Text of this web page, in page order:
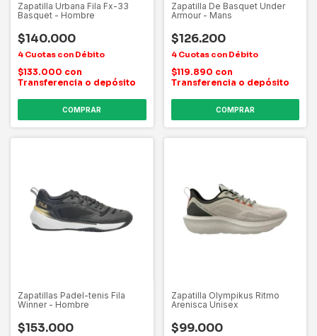
Zapatilla Urbana Fila Fx-33
Basquet - Hombre
$140.000
$133.000 con
Transferencia o depósito
COMPRAR
Zapatilla De Basquet Under
Armour - Mans
$126.200
$119.890 con
Transferencia o depósito
COMPRAR
Zapatillas Padel-tenis Fila
Winner - Hombre
$153.000
Zapatilla Olympikus Ritmo
Arenisca Unisex
$99.000